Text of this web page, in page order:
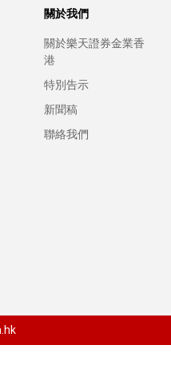
關於我們
關於樂天證券金業香
港
特別告示
新聞稿
聯絡我們